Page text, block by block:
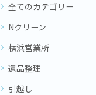
全てのカテゴリー
Nクリーン
横浜営業所
遺品整理
引越し